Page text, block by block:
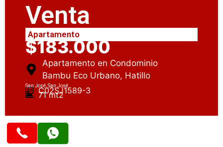
Venta
Apartamento
$183.000
Apartamento en Condominio
Bambu Eco Urbano, Hatillo
San José, San José
C02SJ1589-3
71 mt2